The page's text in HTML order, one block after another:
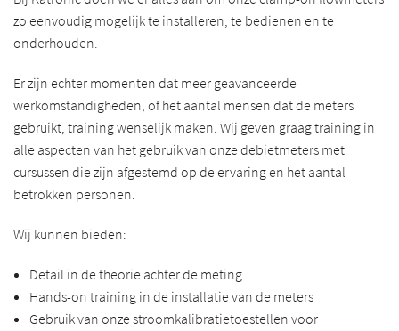
zo eenvoudig mogelijk te installeren, te bedienen en te
onderhouden.
Er zijn echter momenten dat meer geavanceerde
werkomstandigheden, of het aantal mensen dat de meters
gebruikt, training wenselijk maken. Wij geven graag training in
alle aspecten van het gebruik van onze debietmeters met
cursussen die zijn afgestemd op de ervaring en het aantal
betrokken personen.
Wij kunnen bieden:
Detail in de theorie achter de meting
Hands-on training in de installatie van de meters
Gebruik van onze stroomkalibratietoestellen voor